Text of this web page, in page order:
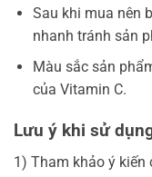
Sau khi mua nên
nhanh tránh sản
Màu sắc sản
của Vitamin C.
Lưu ý khi sử
1) Tham khảo ý kiến